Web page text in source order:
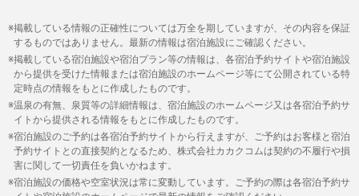
掲載している情報の正確性については万全を期していますが、その内容を保証
するものではありません。最新の情報は宿泊施設にご確認ください。
掲載している宿泊施設や宿泊プラン等の情報は、各宿泊予約サイトや宿泊施設
から提供を受けた情報または宿泊施設のホームページ等にて公開されている特
定時点の情報をもとに作成したものです。
温泉の有無、泉質等の詳細情報は、宿泊施設のホームページ又は各宿泊予約サ
イトから提供される情報をもとに作成したものです。
宿泊施設のご予約は各宿泊予約サイトから行えますが、ご予約はお客様と宿泊
予約サイトとの直接契約となるため、株式会社カカクコムは契約の不履行や損
害に関して一切責任を負いかねます。
宿泊施設の価格や空室状況は常に変動しています。ご予約の際は各宿泊予約サ